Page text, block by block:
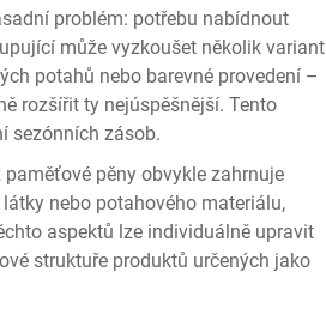
problém: potřebu nabídnout
může vyzkoušet několik variant
potahů nebo barevné provedení –
rozšířit ty nejúspěšnější. Tento
sezónních zásob.
pěny obvykle zahrnuje
nebo potahového materiálu,
aspektů lze individuálně upravit
struktuře produktů určených jako